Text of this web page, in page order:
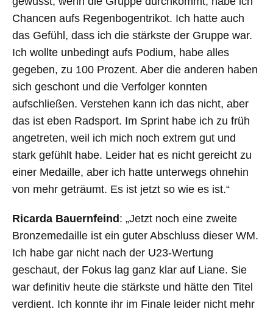
Chancen aufs Regenbogentrikot. Ich hatte auch
das Gefühl, dass ich die stärkste der Gruppe war.
Ich wollte unbedingt aufs Podium, habe alles
gegeben, zu 100 Prozent. Aber die anderen haben
sich geschont und die Verfolger konnten
aufschließen. Verstehen kann ich das nicht, aber
das ist eben Radsport. Im Sprint habe ich zu früh
angetreten, weil ich mich noch extrem gut und
stark gefühlt habe. Leider hat es nicht gereicht zu
einer Medaille, aber ich hatte unterwegs ohnehin
von mehr geträumt. Es ist jetzt so wie es ist.“
Ricarda Bauernfeind : „Jetzt noch eine zweite
Bronzemedaille ist ein guter Abschluss dieser WM.
Ich habe gar nicht nach der U23-Wertung
geschaut, der Fokus lag ganz klar auf Liane. Sie
war definitiv heute die stärkste und hätte den Titel
verdient. Ich konnte ihr im Finale leider nicht mehr